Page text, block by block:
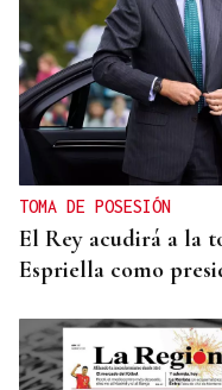
TOMA DE POSESIÓN
El Rey acudirá a la
Espriella como